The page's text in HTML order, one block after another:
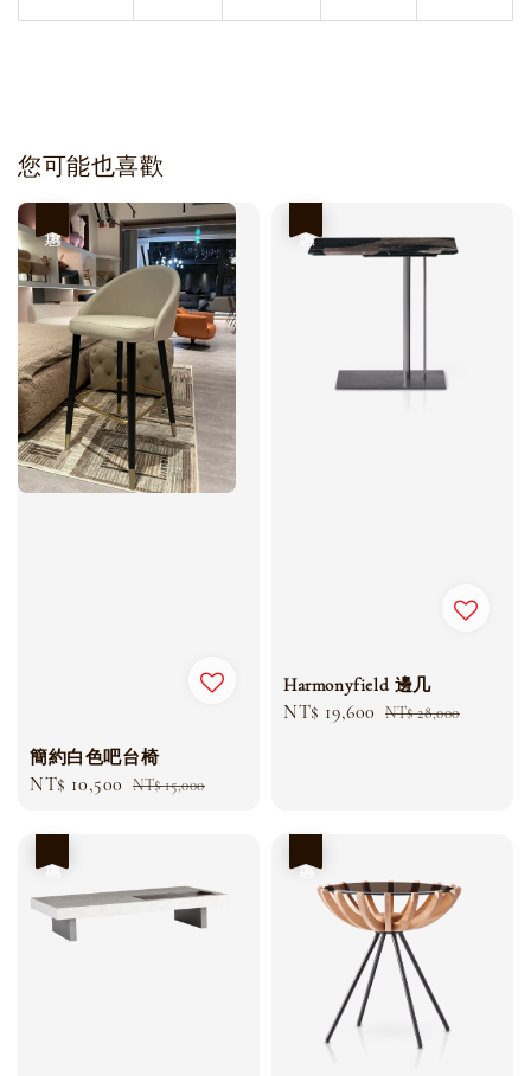
您可能也喜歡
簡約白色吧台椅
Sale
NT$ 10,500 Regular
NT$ 15,000
Harmonyfield 邊几
Sale
NT$ 19,600 Regular
NT$ 28,000